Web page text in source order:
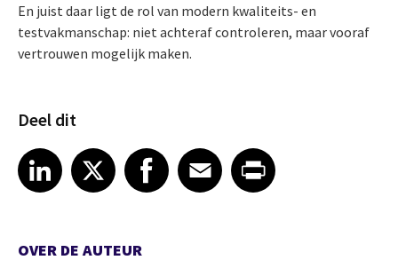
En juist daar ligt de rol van modern kwaliteits- en
testvakmanschap: niet achteraf controleren, maar vooraf
vertrouwen mogelijk maken.
Deel dit
Share article on LinkedIn
LinkedIn
Share article on XShare article on Facebook
Facebook
Share article on Email
EmailShare article on Print
OVER DE AUTEUR